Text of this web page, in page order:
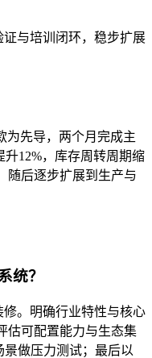
与培训闭环，稳步扩展
为先导，两个月完成主
12%，库存周转周期缩
随后逐步扩展到生产与
统？
。明确行业特性与核心
估可配置能力与生态集
景做压力测试；最后以